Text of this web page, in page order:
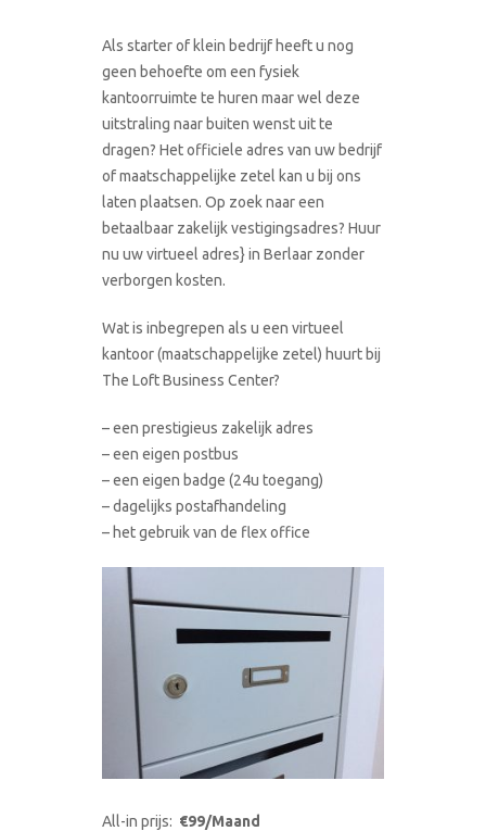
Als starter of klein bedrijf heeft u nog
geen behoefte om een fysiek
kantoorruimte te huren maar wel deze
uitstraling naar buiten wenst uit te
dragen? Het officiele adres van uw bedrijf
of maatschappelijke zetel kan u bij ons
laten plaatsen. Op zoek naar een
betaalbaar zakelijk vestigingsadres? Huur
nu uw virtueel adres} in Berlaar zonder
verborgen kosten.
Wat is inbegrepen als u een virtueel
kantoor (maatschappelijke zetel) huurt bij
The Loft Business Center?
– een prestigieus zakelijk adres
– een eigen postbus
– een eigen badge (24u toegang)
– dagelijks postafhandeling
– het gebruik van de flex office
All-in prijs: €99/Maand